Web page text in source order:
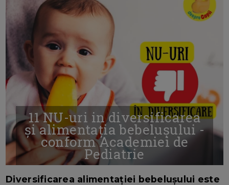
11 NU-uri in diversificarea
și alimentația bebelușului -
conform Academiei de
Pediatrie
Diversificarea alimentației bebelușului este